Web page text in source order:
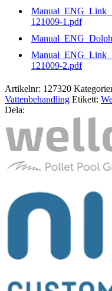
121009-1.pdf
121009-2.pdf
Artikelnr: 127320
Vattenbehandling Etikett:
Dela: